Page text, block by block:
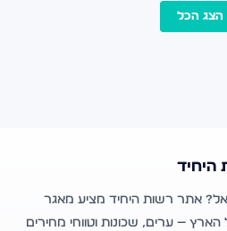
הצג הכל
היחיד
אתר רשות היחיד מציע מאגר
— ערים, שכונות וטווחי מחירים